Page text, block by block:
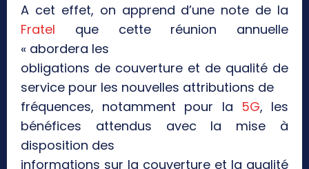
A cet effet, on apprend d’une note de la
Fratel que cette réunion annuelle
« abordera les
obligations de couverture et de qualité de
service pour les nouvelles attributions de
fréquences, notamment pour la 5G, les
bénéfices attendus avec la mise à
disposition des
informations sur la couverture et la qualité